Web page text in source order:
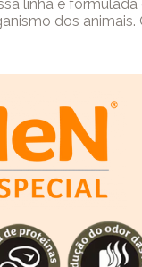
linha é
dos
e idades.
você